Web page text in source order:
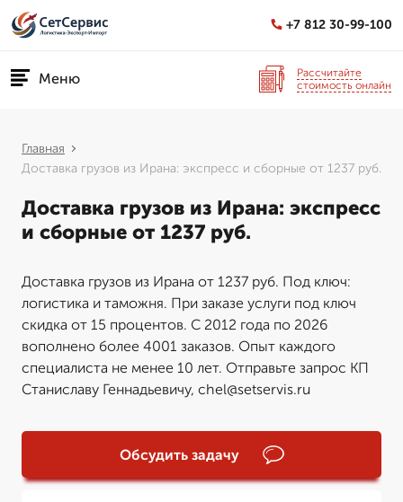
+7 812 30-99-100
Меню
Рассчитайте
стоимость онлайн
Главная
Доставка грузов из Ирана: экспресс и сборные от 1237 руб.
Доставка грузов из Ирана: экспресс
и сборные от 1237 руб.
Доставка грузов из Ирана от 1237 руб. Под ключ:
логистика и таможня. При заказе услуги под ключ
скидка от 15 процентов. С 2012 года по 2026
вополнено более 4001 заказов. Опыт каждого
специалиста не менее 10 лет. Отправьте запрос КП
Станиславу Геннадьевичу, chel@setservis.ru
Обсудить задачу